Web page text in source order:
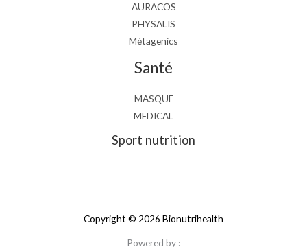
AURACOS
PHYSALIS
Métagenics
Santé
MASQUE
MEDICAL
Sport nutrition
Copyright © 2026 Bionutrihealth
Powered by :